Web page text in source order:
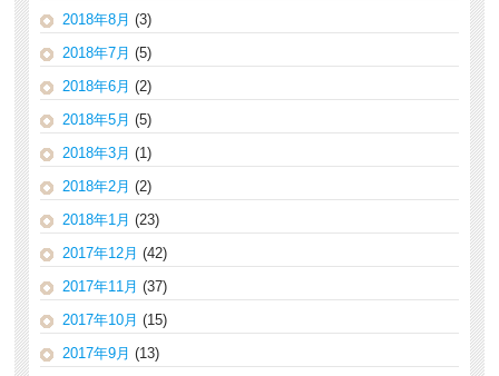
2018年8月 (3)
2018年7月 (5)
2018年6月 (2)
2018年5月 (5)
2018年3月 (1)
2018年2月 (2)
2018年1月 (23)
2017年12月 (42)
2017年11月 (37)
2017年10月 (15)
2017年9月 (13)